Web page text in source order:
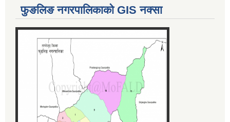
फुङलिङ नगरपालिकाको GIS नक्सा